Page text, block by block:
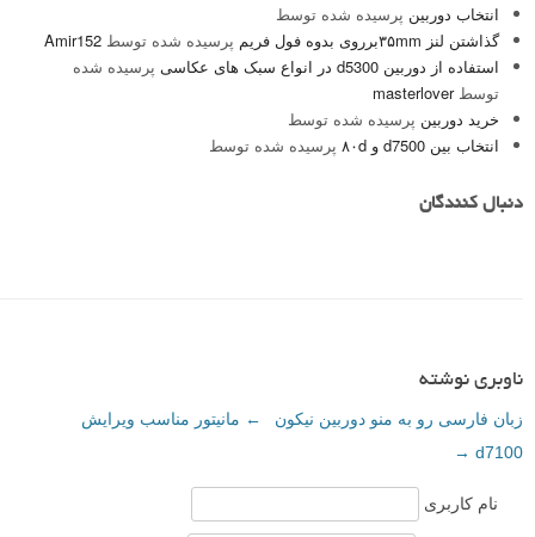
انتخاب دوربین پرسیده شده توسط
گذاشتن لنز ۳۵mmبرروی بدوه فول فریم
پرسیده شده توسط Amir152
استفاده از دوربین d5300 در انواع سبک های عکاسی
پرسیده شده
توسطmasterlover
خرید دوربین پرسیده شده توسط
انتخاب بین d7500 و ۸۰d
پرسیده شده توسط
دنبال کنندگان
ناوبری نوشته
← مانیتور مناسب ویرایش
زبان فارسی رو به منو دوربین نیکون
d7100
→
نام کاربری